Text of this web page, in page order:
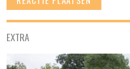
EXTRA